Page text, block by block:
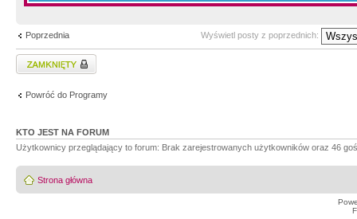
Poprzednia Wyświetl posty z poprzednich:
Zablokowany temat
Powróć do Programy
KTO JEST NA FORUM
Użytkownicy przeglądający to forum: Brak zarejestrowanych użytkowników oraz 46
Strona główna